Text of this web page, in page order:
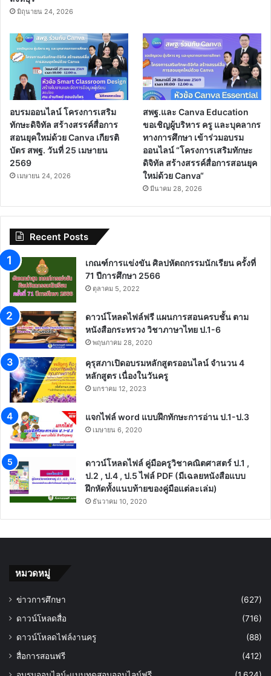
มิถุนายน 24, 2026
อบรมออนไลน์ โครงการเสริม
ทักษะดิจิทัล สร้างสรรค์สื่อการ
สอนยุคใหม่ด้วย Canva เกียรติ
บัตร สพฐ. วันที่ 25 เมษายน
2569
เมษายน 24, 2026
สพฐ.และ Canva Education
ขอเชิญผู้บริหาร ครู และบุคลากร
ทางการศึกษา เข้าร่วมอบรม
ออนไลน์ “โครงการเสริมทักษะ
ดิจิทัล สร้างสรรค์สื่อการสอนยุค
ใหม่ด้วย Canva“
มีนาคม 28, 2026
Recent Posts
เกณฑ์การแข่งขัน ศิลปหัตถกรรมนักเรียน ครั้งที่
71 ปีการศึกษา 2566
ตุลาคม 5, 2022
ดาวน์โหลดไฟล์ฟรี แผนการสอนครบชั้น ตาม
หนังสือกระทรวง วิชาภาษาไทย ป.1-6
พฤษภาคม 28, 2020
คุรุสภาเปิดอบรมหลักสูตรออนไลน์ จำนวน 4
หลักสูตร เนื่องในวันครู
มกราคม 12, 2023
แจกไฟล์ word แบบฝึกทักษะการอ่าน ป.1-ป.3
เมษายน 6, 2020
ดาวน์โหลดไฟล์ คู่มือครูวิชาคณิตศาสตร์ ป.1 ,
ป.2 , ป.4 , ป.5 ไฟล์ PDF (มีเฉลยหนังสือแบบ
ฝึกหัดทั้งแนบท้ายของคู่มือแต่ละเล่ม)
ธันวาคม 10, 2020
หมวดหมู่
ข่าวการศึกษา
(627)
ดาวน์โหลดสื่อ
(716)
ดาวน์โหลดไฟล์งานครู
(88)
สื่อการสอนฟรี
(412)